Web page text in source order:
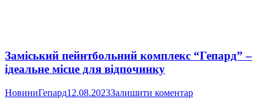
Заміський пейнтбольний комплекс “Гепард” –
ідеальне місце для відпочинку
НовиниГепард12.08.2023Залишити коментар